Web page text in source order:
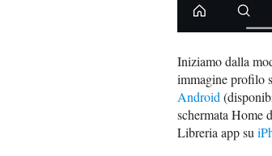
Iniziamo dalla
immagine profilo
Android
schermata Home
Libreria app su